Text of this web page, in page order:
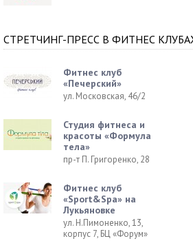
СТРЕТЧИНГ-ПРЕСС В ФИТНЕС
Фитнес клуб
«Печерский»
ул. Московская, 46/2
Студия фитнеса и
красоты «Формула
тела»
пр-т П. Григоренко, 28
Фитнес клуб
«Sport&Spa» на
Лукьяновке
ул. Н.Пимоненко, 13,
корпус 7, БЦ «Форум»